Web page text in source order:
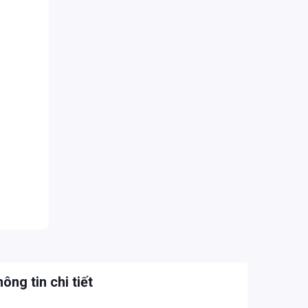
tin chi tiết